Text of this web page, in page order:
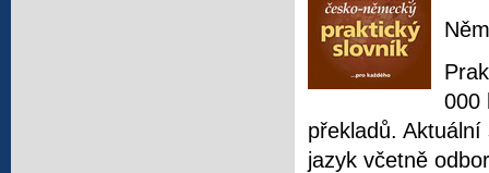
000
překladů.
jazyk včetně